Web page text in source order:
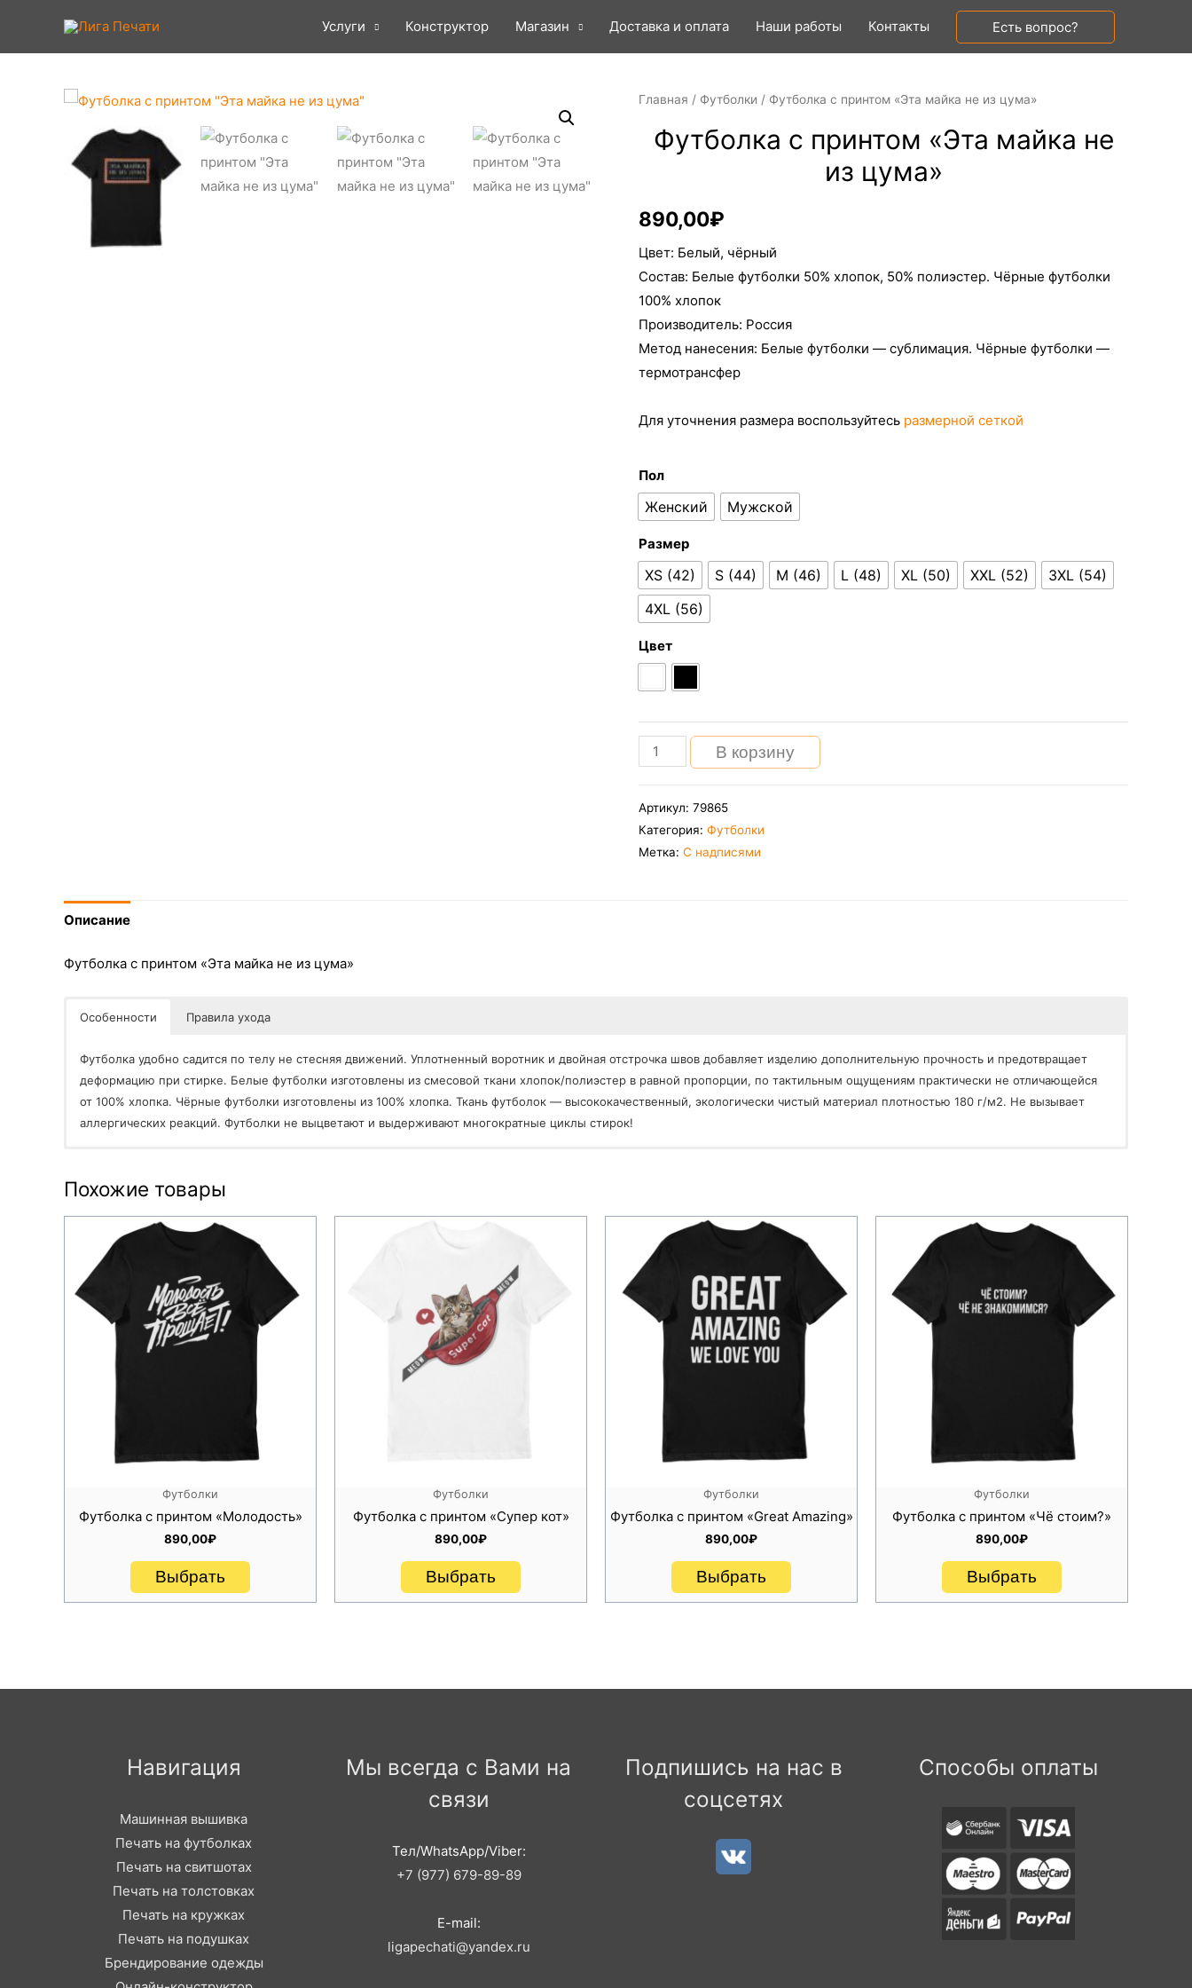
Услуги Конструктор Магазин Доставка и оплата Наши работы Контакты Есть вопрос?
Главная / Футболки / Футболка с принтом «Эта майка не из цума»
Футболка с принтом «Эта майка не
из цума»
890,00₽
Цвет: Белый, чёрный
Состав: Белые футболки 50% хлопок, 50% полиэстер. Чёрные футболки
100% хлопок
Производитель: Россия
Метод нанесения: Белые футболки — сублимация. Чёрные футболки —
термотрансфер
Для уточнения размера воспользуйтесь размерной сеткой
Пол
Женский Мужской
Размер
XS (42) S (44) M (46) L (48) XL (50) XXL (52)
3XL (54)
4XL (56)
Цвет
Количество
Футболка
принтом
В корзину
Артикул: 79865
Категория: Футболки
Метка: С надписями
Описание
Футболка с принтом «Эта майка не из цума»
Особенности Правила ухода
Футболка удобно садится по телу не стесняя движений. Уплотненный воротник и двойная отстрочка швов добавляет изделию дополнительную прочность и предотвращает
деформацию при стирке. Белые футболки изготовлены из смесовой ткани хлопок/полиэстер в равной пропорции, по тактильным ощущениям практически не отличающейся
от 100% хлопка. Чёрные футболки изготовлены из 100% хлопка. Ткань футболок — высококачественный, экологически чистый материал плотностью 180 г/м2. Не вызывает
аллергических реакций. Футболки не выцветают и выдерживают многократные циклы стирок!
Предпочтительна ручная стирка;
При стирке футболки с рисунком в стиральной машинке выбирайте деликатный режим;
Используйте стиральный порошок для цветных тканей, в которых отсутствуют отбеливатели;
Гладьте футболки исключительно с изнанки.
Похожие товары
Футболки
Футболка с принтом «Молодость»
890,00₽
Выбрать
Футболки
Футболка с принтом «Супер кот»
890,00₽
Выбрать
Футболки
Футболка с принтом «Great Amazing»
890,00₽
Выбрать
Футболки
Футболка с принтом «Чё стоим?»
890,00₽
Выбрать
Навигация
Машинная вышивка
Печать на футболках
Печать на свитшотах
Печать на толстовках
Печать на кружках
Печать на подушках
Брендирование одежды
Мы всегда с Вами на
связи
Тел/WhatsApp/Viber:
+7 (977) 679-89-89
E-mail:
ligapechati@yandex.ru
Подпишись на нас в
соцсетях
Способы оплаты